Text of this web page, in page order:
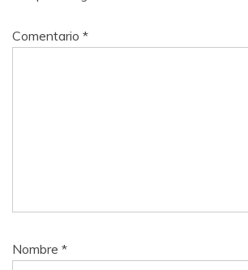
Comentario *
Nombre *